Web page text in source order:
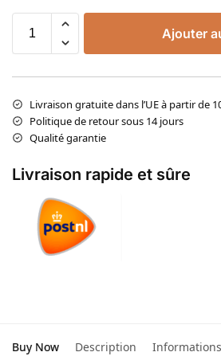
Ajouter
Livraison gratuite dans l’UE à partir de
Politique de retour sous 14 jours
Qualité garantie
Livraison rapide et sûre
Buy Now Description